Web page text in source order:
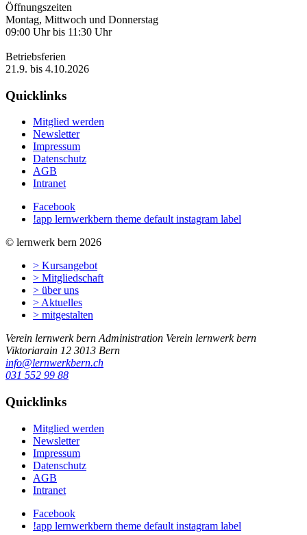
Öffnungszeiten
Montag, Mittwoch und Donnerstag
09:00 Uhr bis 11:30 Uhr
Betriebsferien
21.9. bis 4.10.2026
Quicklinks
Mitglied werden
Newsletter
Impressum
Datenschutz
AGB
Intranet
Facebook
!app lernwerkbern theme default instagram label
© lernwerk bern 2026
> Kursangebot
> Mitgliedschaft
> über uns
> Aktuelles
> mitgestalten
Verein lernwerk bern Administration Verein lernwerk bern
Viktoriarain 12 3013 Bern
info@lernwerkbern.ch
031 552 99 88
Quicklinks
Mitglied werden
Newsletter
Impressum
Datenschutz
AGB
Intranet
Facebook
!app lernwerkbern theme default instagram label